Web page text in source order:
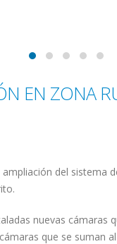
EN ZONA
del sistema
nuevas cámaras
que se suman